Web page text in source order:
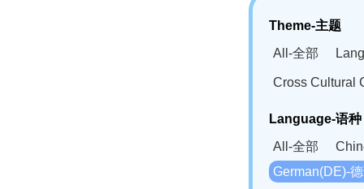
Theme-主题
All-全部
Cross Cultural
Language-语种
All-全部
German(DE)-